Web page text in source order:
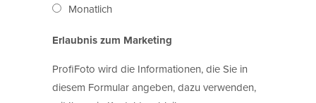
Monatlich
Erlaubnis zum Marketing
ProfiFoto wird die Informationen, die Sie in
diesem Formular angeben, dazu verwenden,